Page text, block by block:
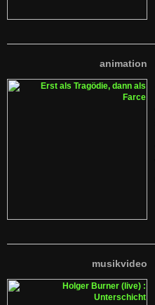
animation
musikvideo